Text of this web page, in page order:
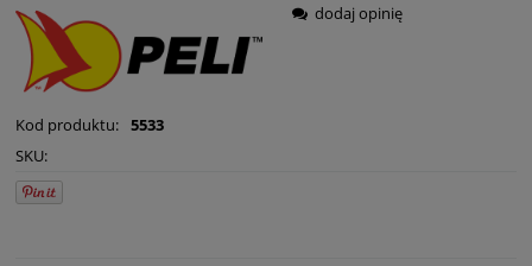
Kod produktu: 5533
SKU:
dodaj opinię